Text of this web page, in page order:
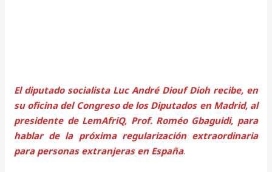
El diputado socialista Luc André Diouf Dioh recibe, en
su oficina del Congreso de los Diputados en Madrid, al
presidente de LemAfriQ, Prof. Roméo Gbaguidi, para
hablar de la próxima regularización extraordinaria
para personas extranjeras en España.